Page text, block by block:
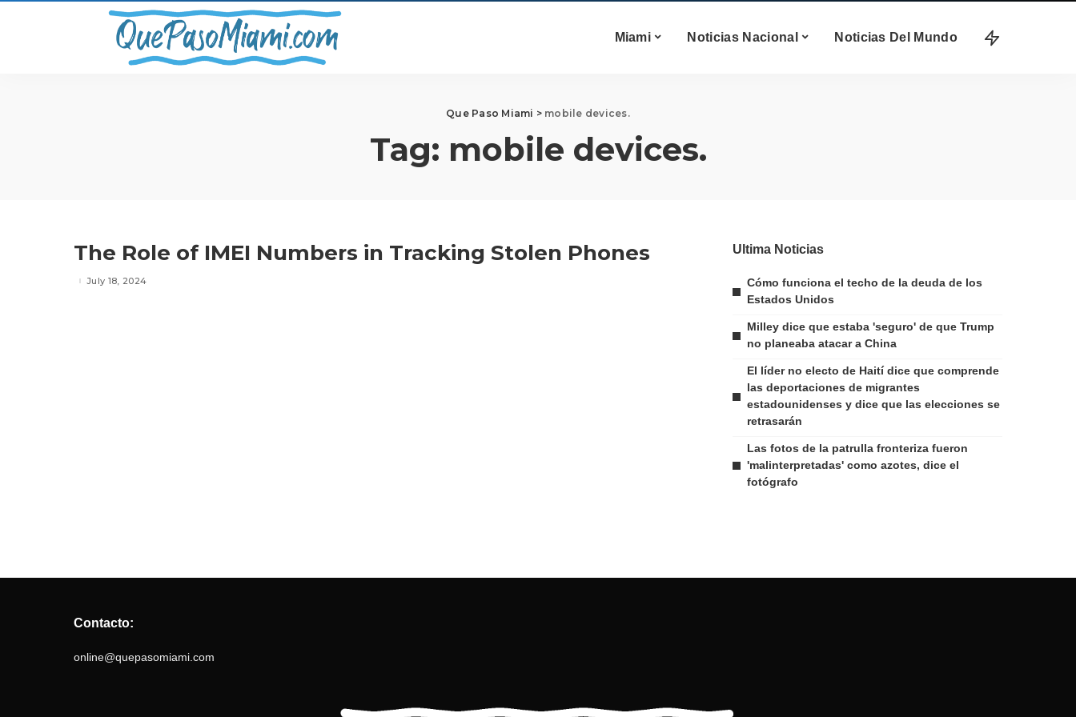
Miami Noticias Nacional Noticias Del Mundo
Que Paso Miami > mobile devices.
Tag: mobile devices.
The Role of IMEI Numbers in Tracking Stolen Phones
July 18, 2024
Ultima Noticias
Cómo funciona el techo de la deuda de los
Estados Unidos
Milley dice que estaba 'seguro' de que Trump
no planeaba atacar a China
El líder no electo de Haití dice que comprende
las deportaciones de migrantes
estadounidenses y dice que las elecciones se
retrasarán
Las fotos de la patrulla fronteriza fueron
'malinterpretadas' como azotes, dice el
fotógrafo
Contacto:
online@quepasomiami.com